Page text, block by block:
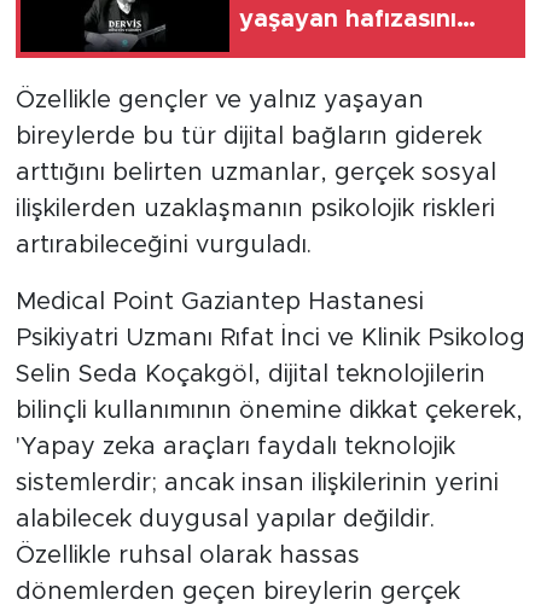
yaşayan hafızasını
Özellikle gençler ve yalnız yaşayan
bireylerde bu tür dijital bağların giderek
arttığını belirten uzmanlar, gerçek sosyal
ilişkilerden uzaklaşmanın psikolojik riskleri
artırabileceğini vurguladı.
Medical Point Gaziantep Hastanesi
Psikiyatri Uzmanı Rıfat İnci ve Klinik Psikolog
Selin Seda Koçakgöl, dijital teknolojilerin
bilinçli kullanımının önemine dikkat çekerek,
'Yapay zeka araçları faydalı teknolojik
sistemlerdir; ancak insan ilişkilerinin yerini
alabilecek duygusal yapılar değildir.
Özellikle ruhsal olarak hassas
dönemlerden geçen bireylerin gerçek